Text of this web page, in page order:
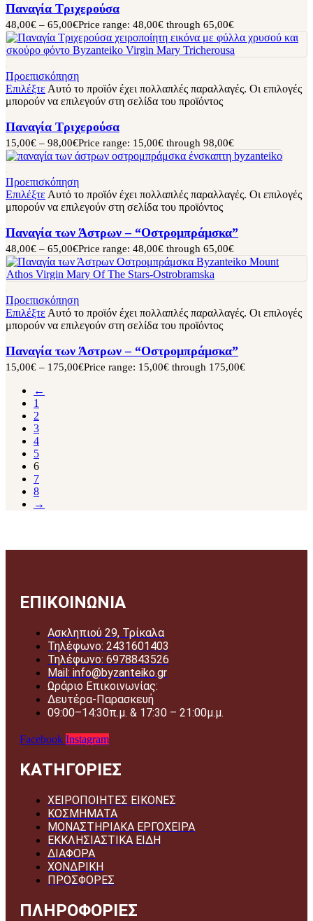
Παναγία Τριχερούσα
48,00€ – 65,00€Price range: 48,00€ through 65,00€
Προεπισκόπηση
Επιλέξτε Αυτό το προϊόν έχει πολλαπλές παραλλαγές. Οι επιλογές
μπορούν να επιλεγούν στη σελίδα του προϊόντος
Παναγία Τριχερούσα
15,00€ – 98,00€Price range: 15,00€ through 98,00€
Προεπισκόπηση
Επιλέξτε Αυτό το προϊόν έχει πολλαπλές παραλλαγές. Οι επιλογές
μπορούν να επιλεγούν στη σελίδα του προϊόντος
Παναγία των Άστρων – “Οστρομπράμσκα”
48,00€ – 65,00€Price range: 48,00€ through 65,00€
Προεπισκόπηση
Επιλέξτε Αυτό το προϊόν έχει πολλαπλές παραλλαγές. Οι επιλογές
μπορούν να επιλεγούν στη σελίδα του προϊόντος
Παναγία των Άστρων – “Οστρομπράμσκα”
15,00€ – 175,00€Price range: 15,00€ through 175,00€
←
1
2
3
4
5
6
7
8
→
ΕΠΙΚΟΙΝΩΝΙΑ
Ασκληπιού 29, Τρίκαλα
Τηλέφωνο: 2431601403
Τηλέφωνο: 6978843526
Mail: info@byzanteiko.gr
Ωράριο Επικοινωνίας:
Δευτέρα-Παρασκευή
09:00–14:30π.μ. & 17:30 – 21:00μ.μ.
Facebook Instagram
ΚΑΤΗΓΟΡΙΕΣ
ΧΕΙΡΟΠΟΙΗΤΕΣ ΕΙΚΟΝΕΣ
ΚΟΣΜΗΜΑΤΑ
ΜΟΝΑΣΤΗΡΙΑΚΑ ΕΡΓΟΧΕΙΡΑ
ΕΚΚΛΗΣΙΑΣΤΙΚΑ ΕΙΔΗ
ΔΙΑΦΟΡΑ
ΧΟΝΔΡΙΚΗ
ΠΡΟΣΦΟΡΕΣ
ΠΛΗΡΟΦΟΡΙΕΣ